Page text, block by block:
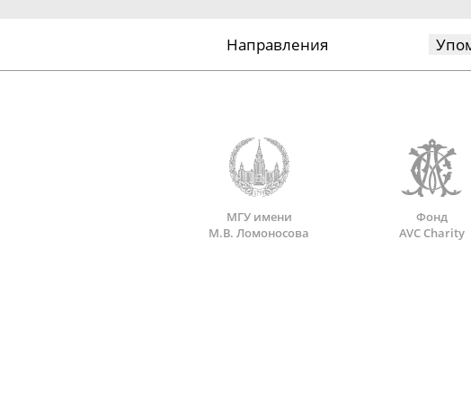
Направления
МГУ имени
М.В. Ломоносова
Фонд
AVC Charity